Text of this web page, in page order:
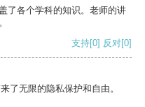
了各个学科的知识。老师的讲
支持[0] 反对[0]
了无限的隐私保护和自由。